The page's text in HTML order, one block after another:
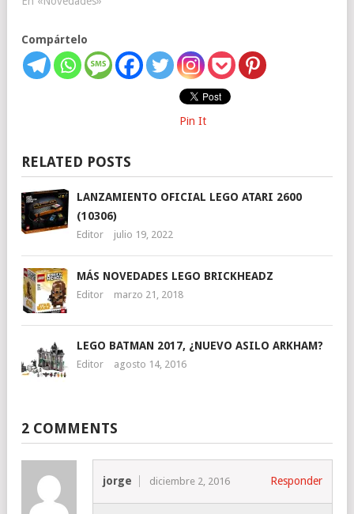
Compártelo
Pin It
RELATED POSTS
LANZAMIENTO OFICIAL LEGO ATARI 2600
(10306)
Editor julio 19, 2022
MÁS NOVEDADES LEGO BRICKHEADZ
Editor marzo 21, 2018
LEGO BATMAN 2017, ¿NUEVO ASILO ARKHAM?
Editor agosto 14, 2016
2 COMMENTS
jorge diciembre 2, 2016 Responder